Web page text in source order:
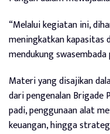
“Melalui kegiatan ini,
meningkatkan kapasitas
mendukung
Materi yang disajikan
dari pengenalan Brigade
padi, penggunaan alat
keuangan, hingga